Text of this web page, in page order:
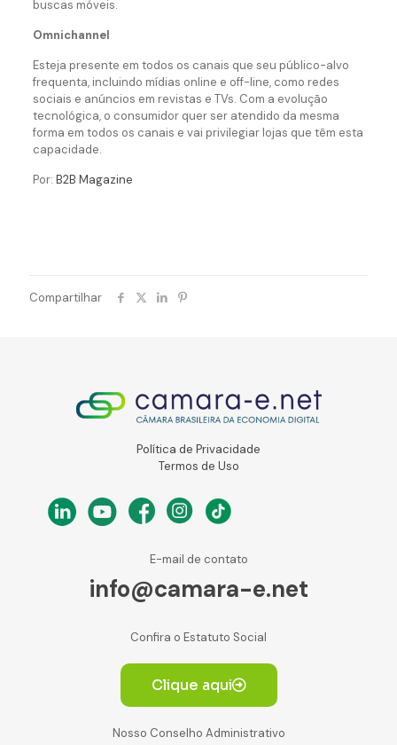
buscas móveis.
Omnichannel
Esteja presente em todos os canais que seu público-alvo
frequenta, incluindo mídias online e off-line, como redes
sociais e anúncios em revistas e TVs. Com a evolução
tecnológica, o consumidor quer ser atendido da mesma
forma em todos os canais e vai privilegiar lojas que têm esta
capacidade.
Por: B2B Magazine
Compartilhar
Política de Privacidade
Termos de Uso
E-mail de contato
info@camara-e.net
Confira o Estatuto Social
Clique aqui
Nosso Conselho Administrativo